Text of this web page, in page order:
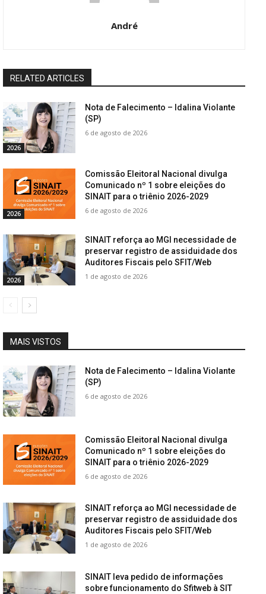
André
RELATED ARTICLES
2026
Nota de Falecimento – Idalina Violante
(SP)
6 de agosto de 2026
2026
Comissão Eleitoral Nacional divulga
Comunicado nº 1 sobre eleições do
SINAIT para o triênio 2026-2029
6 de agosto de 2026
2026
SINAIT reforça ao MGI necessidade de
preservar registro de assiduidade dos
Auditores Fiscais pelo SFIT/Web
1 de agosto de 2026
MAIS VISTOS
Nota de Falecimento – Idalina Violante
(SP)
6 de agosto de 2026
Comissão Eleitoral Nacional divulga
Comunicado nº 1 sobre eleições do
SINAIT para o triênio 2026-2029
6 de agosto de 2026
SINAIT reforça ao MGI necessidade de
preservar registro de assiduidade dos
Auditores Fiscais pelo SFIT/Web
1 de agosto de 2026
SINAIT leva pedido de informações
sobre funcionamento do Sfitweb à SIT